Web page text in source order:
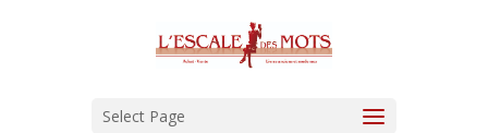
Select Page